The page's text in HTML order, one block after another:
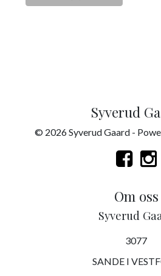
Syverud
© 2026 Syverud Gaard -
Om oss
Syverud
3077
SANDE I